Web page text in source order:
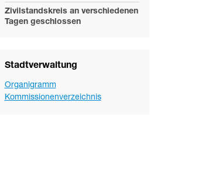
Zivilstandskreis an verschiedenen
Tagen geschlossen
Stadtverwaltung
Organigramm
Kommissionenverzeichnis